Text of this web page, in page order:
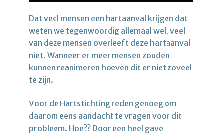
Dat veel mensen een hartaanval krijgen dat
weten we tegenwoordig allemaal wel, veel
van deze mensen overleeft deze hartaanval
niet. Wanneer er meer mensen zouden
kunnen reanimeren hoeven dit er niet zoveel
te zijn.
Voor de Hartstichting reden genoeg om
daarom eens aandacht te vragen voor dit
probleem. Hoe?? Door een heel gave